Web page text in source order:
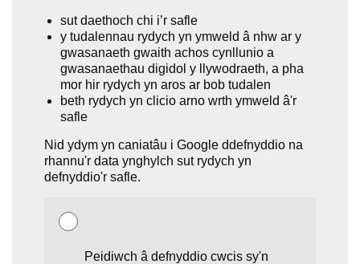
sut daethoch chi i’r safle
y tudalennau rydych yn ymweld â nhw ar y
gwasanaeth gwaith achos cynllunio a
gwasanaethau digidol y llywodraeth, a pha
mor hir rydych yn aros ar bob tudalen
beth rydych yn clicio arno wrth ymweld â'r
safle
Nid ydym yn caniatâu i Google ddefnyddio na
rhannu'r data ynghylch sut rydych yn
defnyddio'r safle.
Peidiwch â defnyddio cwcis sy'n